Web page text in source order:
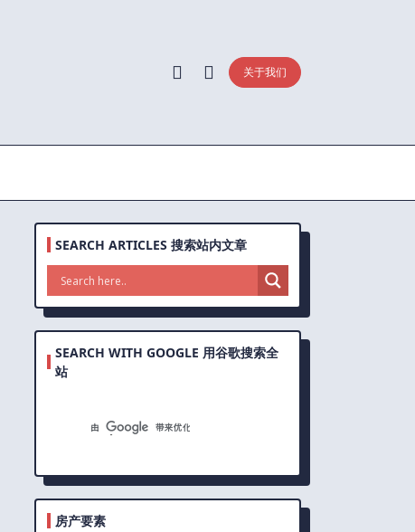
关于我们
SEARCH ARTICLES 搜索站内文章
SEARCH WITH GOOGLE 用谷歌搜索全
站
房产要素